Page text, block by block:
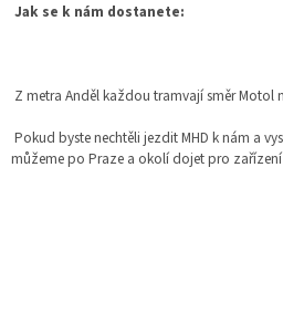
Jak se k nám dostanete:
Z metra Anděl každou tramvají směr Motol
Pokud byste nechtěli jezdit MHD k nám a
můžeme po Praze a okolí dojet pro